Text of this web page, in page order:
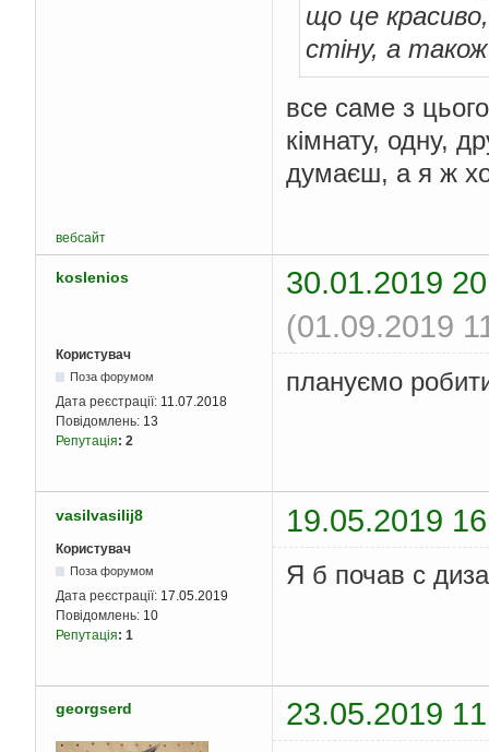
що це
стіну, а
все саме з
кімнату, одну,
думаєш, а я ж
вебсайт
koslenios
30.01.2019
(01.09.2019
Користувач
Поза форумом
Дата реєстрації: 11.07.2018
Повідомлень: 13
Репутація: 2
плануємо
vasilvasilij8 19.05.2019
Користувач
Поза форумом
Дата реєстрації: 17.05.2019
Повідомлень: 10
Репутація: 1
Я б почав с
georgserd 23.05.2019